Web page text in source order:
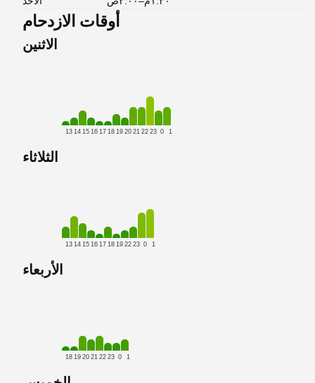
أوقات الازدحام
الاثنين
13 14 15 16 17 18 19 20 21 22 23 0 1
الثلاثاء
13 14 15 16 17 18 19 22 23 0 1
الأربعاء
18 19 20 21 22 23 0 1